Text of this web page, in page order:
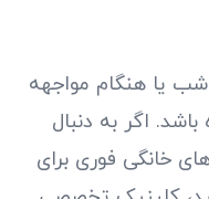
یا هنگام مواجهه
باشد. اگر به دنبال
خانگی فوری برای